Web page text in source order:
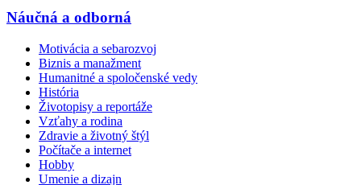
Náučná a odborná
Motivácia a sebarozvoj
Biznis a manažment
Humanitné a spoločenské vedy
História
Životopisy a reportáže
Vzťahy a rodina
Zdravie a životný štýl
Počítače a internet
Hobby
Umenie a dizajn